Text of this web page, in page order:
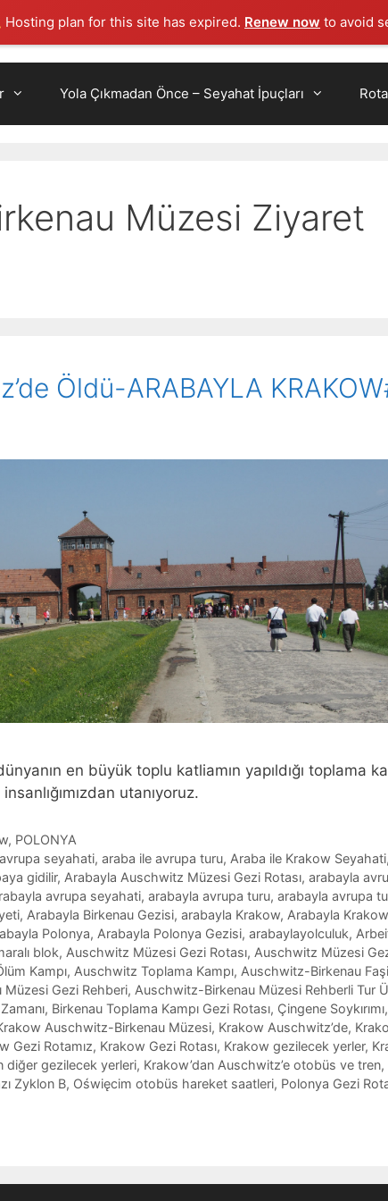
Hosting plan for this site has expired. Renew now to avoid
Yola Çıkmadan Önce – Seyahat İpuçları
Müzesi Ziyaret
Öldü-ARABAYLA
en büyük toplu katliamın yapıldığı toplama
utanıyoruz.
, POLONYA
seyahati, araba ile avrupa turu, Araba ile Krakow Seyahati,
gidilir, Arabayla Auschwitz Müzesi Gezi Rotası, arabayla
avrupa seyahati, arabayla avrupa turu, arabayla avrupa
, Arabayla Birkenau Gezisi, arabayla Krakow, Arabayla
Polonya, Arabayla Polonya Gezisi, arabaylayolculuk,
blok, Auschwitz Müzesi Gezi Rotası, Auschwitz Müzesi
Kampı, Auschwitz Toplama Kampı, Auschwitz-Birkenau
Gezi Rehberi, Auschwitz-Birkenau Müzesi Rehberli Tur
, Birkenau Toplama Kampı Gezi Rotası, Çingene Soykırımı,
Auschwitz-Birkenau Müzesi, Krakow Auschwitz’de,
Gezi Rotamız, Krakow Gezi Rotası, Krakow gezilecek yerler,
diğer gezilecek yerleri, Krakow’dan Auschwitz’e otobüs ve tren,
Zyklon B, Oświęcim otobüs hareket saatleri, Polonya Gezi